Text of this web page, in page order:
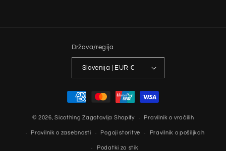
Država/regija
Slovenija | EUR €
Načini
© 2026,Sicothing Zagotavlja Shopify Pravilnik o vračilih
Pravilnik o zasebnosti Pogoji storitve Pravilnik o pošiljkah
Podatki za stik